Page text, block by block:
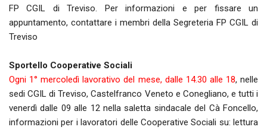
FP CGIL di Treviso. Per informazioni e per fissare un
appuntamento, contattare i membri della Segreteria FP CGIL di
Treviso
Sportello Cooperative Sociali
Ogni 1° mercoledì lavorativo del mese, dalle 14.30 alle 18, nelle
sedi CGIL di Treviso, Castelfranco Veneto e Conegliano, e tutti i
venerdì dalle 09 alle 12 nella saletta sindacale del Cà Foncello,
informazioni per i lavoratori delle Cooperative Sociali su: lettura